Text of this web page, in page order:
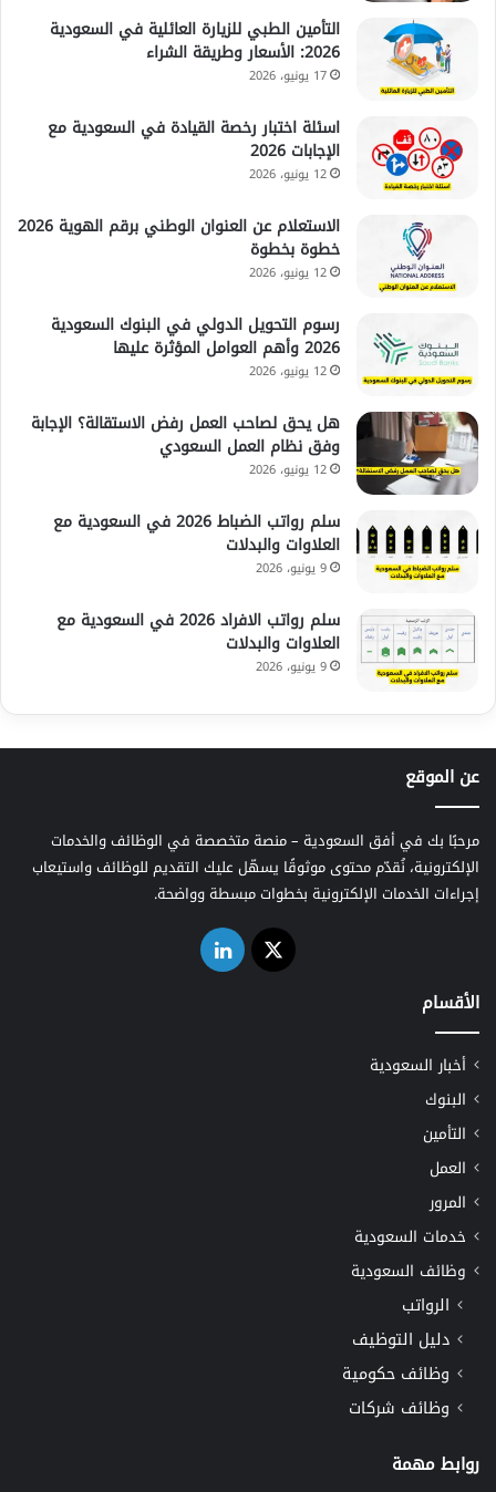
التأمين الطبي للزيارة العائلية في السعودية
2026: الأسعار وطريقة الشراء
17 يونيو، 2026
اسئلة اختبار رخصة القيادة في السعودية مع
الإجابات 2026
12 يونيو، 2026
الاستعلام عن العنوان الوطني برقم الهوية 2026
خطوة بخطوة
12 يونيو، 2026
رسوم التحويل الدولي في البنوك السعودية
2026 وأهم العوامل المؤثرة عليها
12 يونيو، 2026
هل يحق لصاحب العمل رفض الاستقالة؟ الإجابة
وفق نظام العمل السعودي
12 يونيو، 2026
سلم رواتب الضباط 2026 في السعودية مع
العلاوات والبدلات
9 يونيو، 2026
سلم رواتب الافراد 2026 في السعودية مع
العلاوات والبدلات
9 يونيو، 2026
عن الموقع
مرحبًا بك في أفق السعودية – منصة متخصصة في الوظائف والخدمات
الإلكترونية، نُقدّم محتوى موثوقًا يسهّل عليك التقديم للوظائف واستيعاب
إجراءات الخدمات الإلكترونية بخطوات مبسطة وواضحة.
‫X لينكدإن
الأقسام
أخبار السعودية
البنوك
التأمين
العمل
المرور
خدمات السعودية
وظائف السعودية
الرواتب
دليل التوظيف
وظائف حكومية
وظائف شركات
روابط مهمة